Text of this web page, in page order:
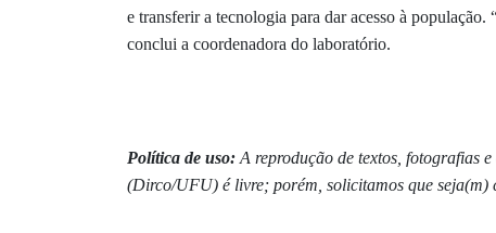
e transferir a tecnologia para dar acesso à
conclui a coordenadora do laboratório.
Política de uso: A reprodução de textos, fotografias
(Dirco/UFU) é livre; porém, solicitamos que